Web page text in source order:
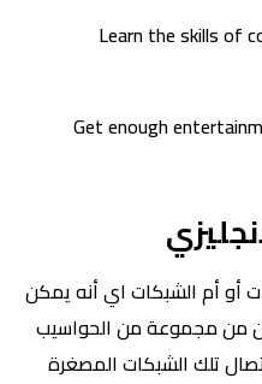
Learn the skills of
Get enough
أو أم الشبكات اي أنه يمكن
من مجموعة من الحواسيب
تلك الشبكات المصغرة